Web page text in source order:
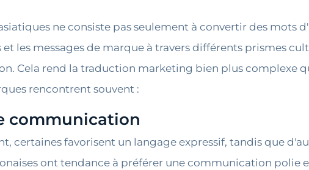
ne consiste pas seulement à convertir des mots
les messages de marque à travers différents prismes
Cela rend la traduction marketing bien plus complexe
rencontrent souvent :
communication
favorisent un langage expressif, tandis que
ont tendance à préférer une communication polie